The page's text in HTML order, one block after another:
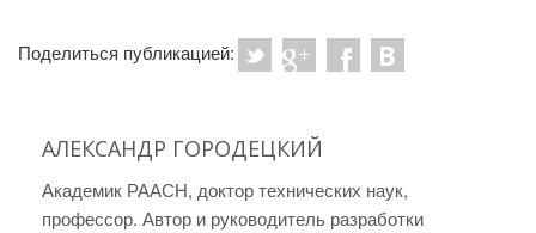
Поделиться публикацией:
АЛЕКСАНДР ГОРОДЕЦКИЙ
Академик РААСН, доктор технических наук,
профессор. Автор и руководитель разработки